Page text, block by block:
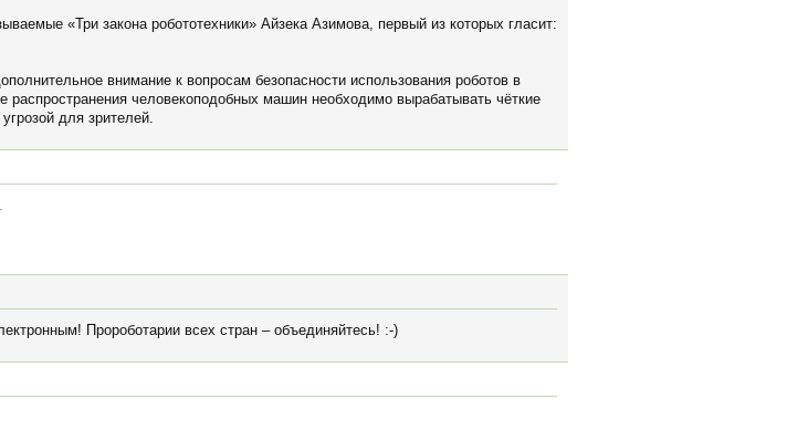
«Три закона робототехники» Айзека Азимова, первый из которых гласит:
внимание к вопросам безопасности использования роботов в
человекоподобных машин необходимо вырабатывать чёткие
для зрителей.
Пророботарии всех стран – объединяйтесь! :-)